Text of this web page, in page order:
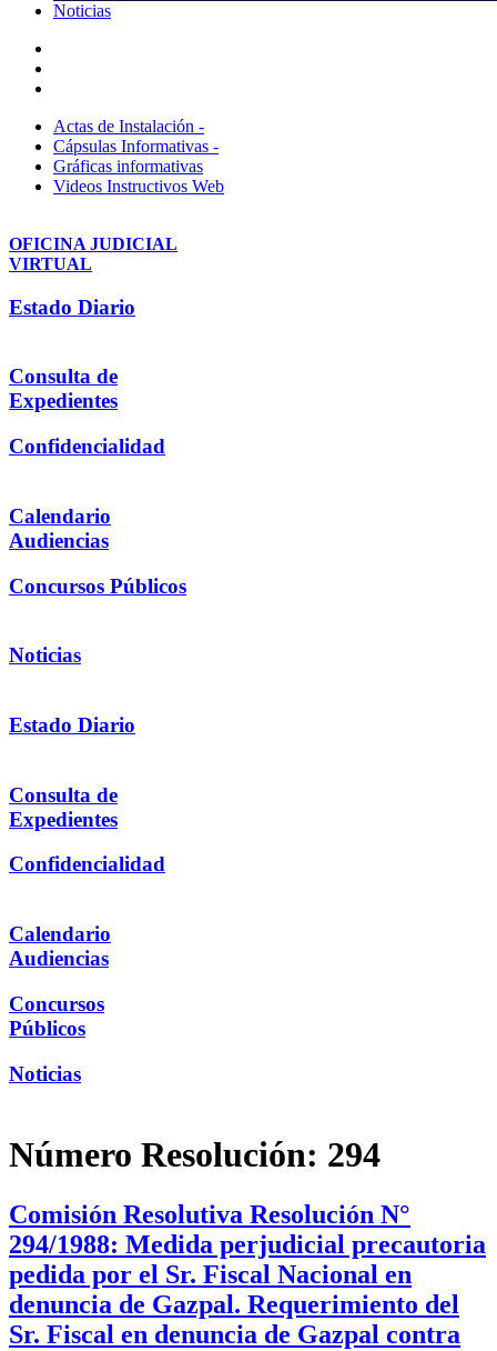
Noticias
Actas de Instalación -
Cápsulas Informativas -
Gráficas informativas
Videos Instructivos Web
OFICINA JUDICIAL
VIRTUAL
Estado Diario
Consulta de
Expedientes
Confidencialidad
Calendario
Audiencias
Concursos Públicos
Noticias
Estado Diario
Consulta de
Expedientes
Confidencialidad
Calendario
Audiencias
Concursos
Públicos
Noticias
Número Resolución: 294
Comisión Resolutiva Resolución N°
294/1988: Medida perjudicial precautoria
pedida por el Sr. Fiscal Nacional en
denuncia de Gazpal. Requerimiento del
Sr. Fiscal en denuncia de Gazpal contra